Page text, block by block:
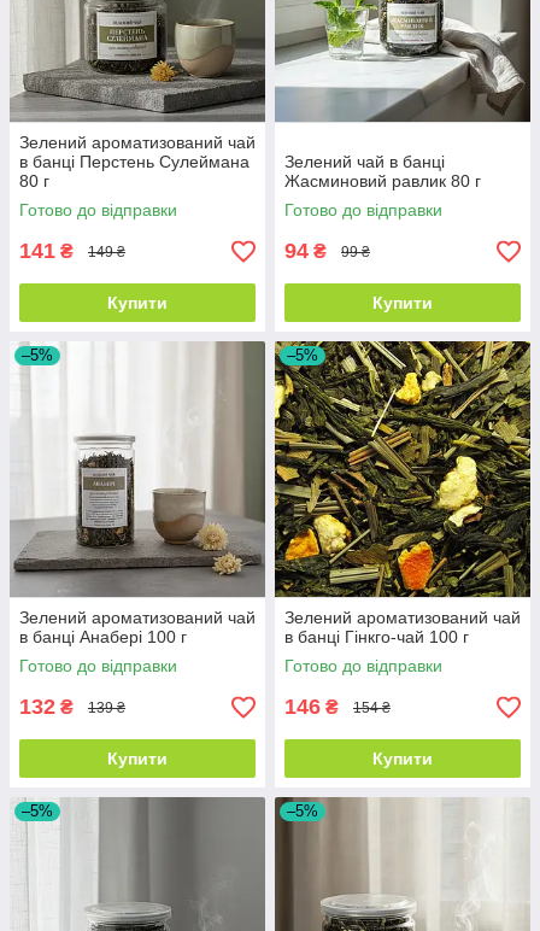
Зелений ароматизований чай
в банці Перстень Сулеймана
80 г
Готово до відправки
141 ₴ 149 ₴
Купити
Зелений чай в банці
Жасминовий равлик 80 г
Готово до відправки
94 ₴ 99 ₴
Купити
–5%
Зелений ароматизований чай
в банці Анабері 100 г
Готово до відправки
132 ₴ 139 ₴
Купити
–5%
Зелений ароматизований чай
в банці Гінкго-чай 100 г
Готово до відправки
146 ₴ 154 ₴
Купити
–5% –5%